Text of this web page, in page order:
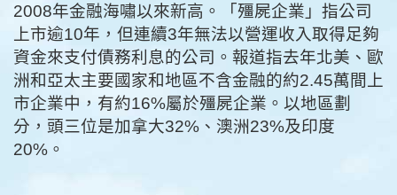
2008年金融海嘯以來新高。「殭屍企業」指公司
上市逾10年，但連續3年無法以營運收入取得足夠
資金來支付債務利息的公司。報道指去年北美、歐
洲和亞太主要國家和地區不含金融的約2.45萬間上
市企業中，有約16%屬於殭屍企業。以地區劃
分，頭三位是加拿大32%、澳洲23%及印度
20%。